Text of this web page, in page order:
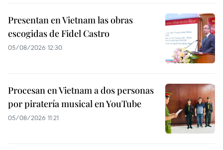
Presentan en Vietnam las obras
escogidas de Fidel Castro
05/08/2026 12:30
Procesan en Vietnam a dos personas
por piratería musical en YouTube
05/08/2026 11:21